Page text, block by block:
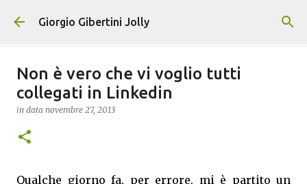
Passa ai contenuti principali
Giorgio Gibertini Jolly
Non è vero che vi voglio tutti
collegati in Linkedin
in data novembre 27, 2013
Qualche giorno fa, per errore, mi è partito un